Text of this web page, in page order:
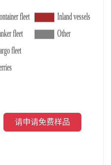
请申请免费样品